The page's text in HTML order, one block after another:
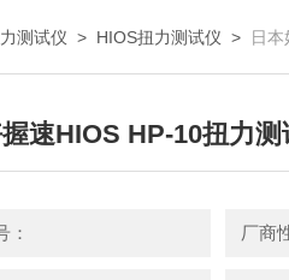
测试仪 > HIOS扭力测试仪 > 日
握速HIOS HP-10扭力测
： 厂商